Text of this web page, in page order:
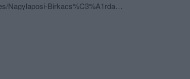
fb.com/pages/Nagylaposi-Birkacs%C3%A1rda/172781869401437